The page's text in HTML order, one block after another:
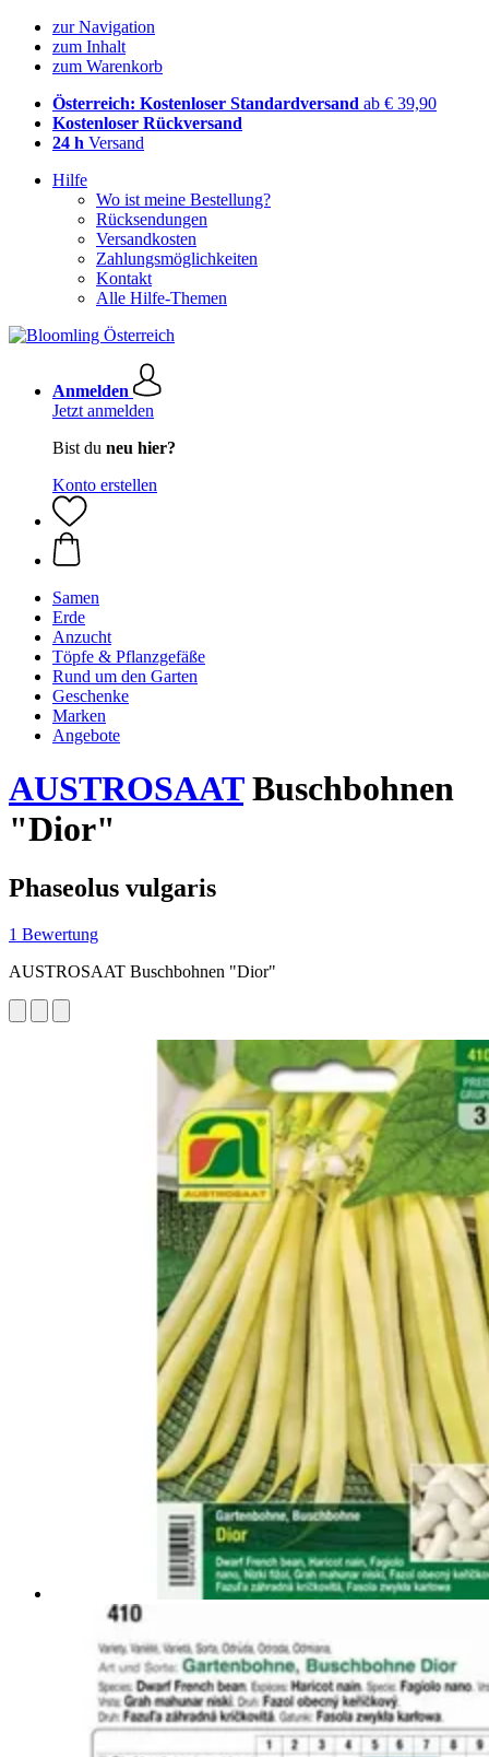
zur Navigation
zum Inhalt
zum Warenkorb
Österreich: Kostenloser Standardversand ab € 39,90
Kostenloser Rückversand
24 h Versand
Hilfe
Wo ist meine Bestellung?
Rücksendungen
Versandkosten
Zahlungsmöglichkeiten
Kontakt
Alle Hilfe-Themen
Anmelden
Jetzt anmelden
Bist du neu hier?
Konto erstellen
Samen
Erde
Anzucht
Töpfe & Pflanzgefäße
Rund um den Garten
Geschenke
Marken
Angebote
AUSTROSAATBuschbohnen
"Dior"
Phaseolus vulgaris
1 Bewertung
AUSTROSAAT Buschbohnen "Dior"